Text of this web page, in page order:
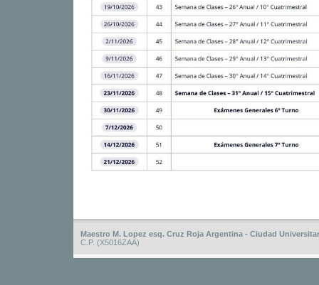
Maestro M. Lopez esq. Cruz Roja Argentina - Ciudad
C.P. (X5016ZAA)